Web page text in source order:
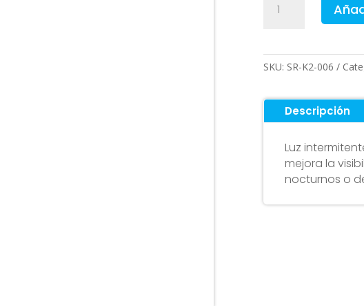
intermitente
Smartgyro
SKU: SR-K2-006
Descripción
Luz
mejora la
nocturnos o